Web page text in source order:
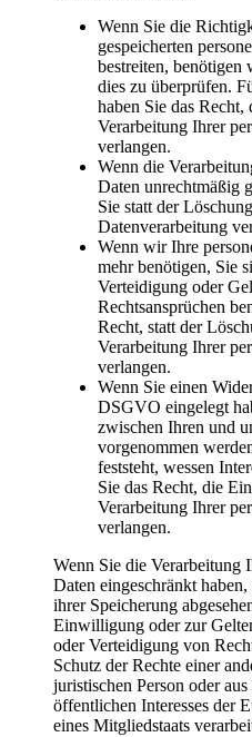
Wenn Sie die
gespeicherten
bestreiten,
dies zu überprüfen.
haben Sie das
Verarbeitung Ihrer
verlangen.
Wenn die
Daten unrechtmäßig
Sie statt der
Datenverarbeitung
Wenn wir Ihre
mehr benötigen, Sie
Verteidigung oder
Rechtsansprüchen
Recht, statt der
Verarbeitung Ihrer
verlangen.
Wenn Sie einen
DSGVO eingelegt
zwischen Ihren und
vorgenommen
feststeht, wessen
Sie das Recht, die
Verarbeitung Ihrer
verlangen.
Wenn Sie die Verarbeitung
Daten eingeschränkt
ihrer Speicherung
Einwilligung oder zur
oder Verteidigung von
Schutz der Rechte einer
juristischen Person oder
öffentlichen Interesses der
eines Mitgliedstaats